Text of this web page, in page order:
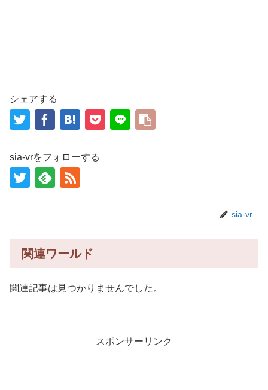
シェアする
sia-vrをフォローする
sia-vr
関連ワールド
関連記事は見つかりませんでした。
スポンサーリンク